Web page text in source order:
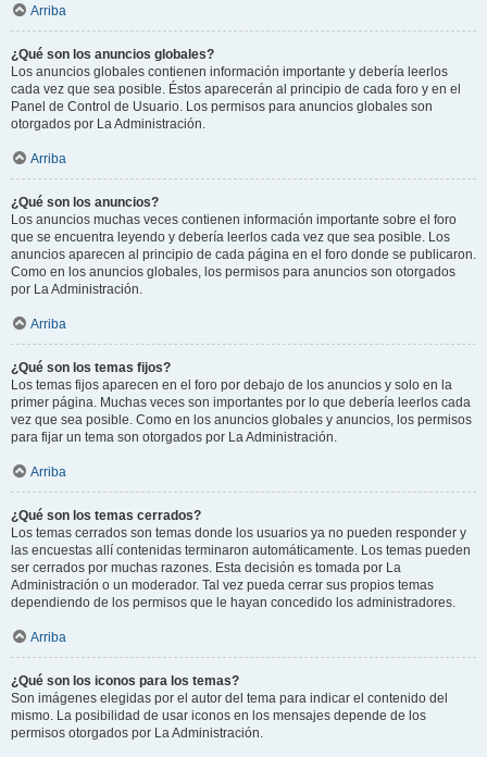
Arriba
¿Qué son los anuncios globales?
Los anuncios globales contienen información importante y debería leerlos
cada vez que sea posible. Éstos aparecerán al principio de cada foro y en el
Panel de Control de Usuario. Los permisos para anuncios globales son
otorgados por La Administración.
Arriba
¿Qué son los anuncios?
Los anuncios muchas veces contienen información importante sobre el foro
que se encuentra leyendo y debería leerlos cada vez que sea posible. Los
anuncios aparecen al principio de cada página en el foro donde se publicaron.
Como en los anuncios globales, los permisos para anuncios son otorgados
por La Administración.
Arriba
¿Qué son los temas fijos?
Los temas fijos aparecen en el foro por debajo de los anuncios y solo en la
primer página. Muchas veces son importantes por lo que debería leerlos cada
vez que sea posible. Como en los anuncios globales y anuncios, los permisos
para fijar un tema son otorgados por La Administración.
Arriba
¿Qué son los temas cerrados?
Los temas cerrados son temas donde los usuarios ya no pueden responder y
las encuestas allí contenidas terminaron automáticamente. Los temas pueden
ser cerrados por muchas razones. Esta decisión es tomada por La
Administración o un moderador. Tal vez pueda cerrar sus propios temas
dependiendo de los permisos que le hayan concedido los administradores.
Arriba
¿Qué son los iconos para los temas?
Son imágenes elegidas por el autor del tema para indicar el contenido del
mismo. La posibilidad de usar iconos en los mensajes depende de los
permisos otorgados por La Administración.